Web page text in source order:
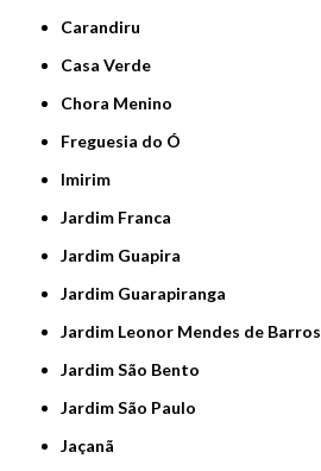
Carandiru
Casa Verde
Chora Menino
Freguesia do Ó
Imirim
Jardim Franca
Jardim Guapira
Jardim Guarapiranga
Jardim Leonor Mendes de Barros
Jardim São Bento
Jardim São Paulo
Jaçanã